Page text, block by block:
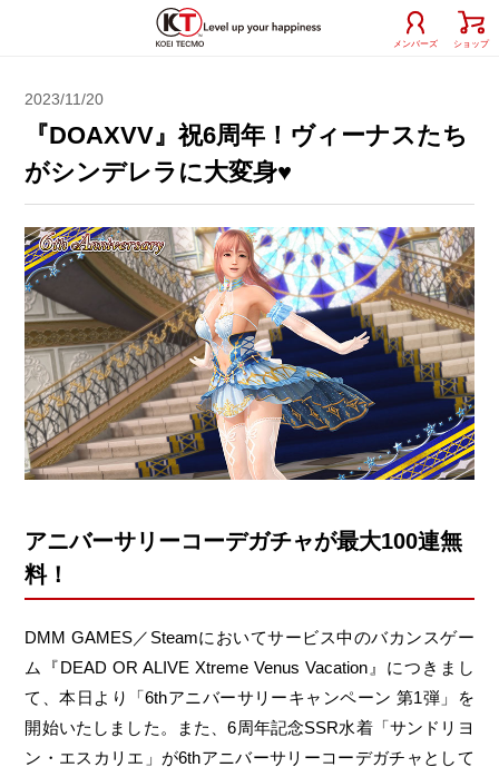
メンバーズ ショップ
2023/11/20
『DOAXVV』祝6周年！ヴィーナスたち
がシンデレラに大変身♥
アニバーサリーコーデガチャが最大100連無
料！
DMM GAMES／Steamにおいてサービス中のバカンスゲー
ム『DEAD OR ALIVE Xtreme Venus Vacation』につきまし
て、本日より「6thアニバーサリーキャンペーン 第1弾」を
開始いたしました。また、6周年記念SSR水着「サンドリヨ
ン・エスカリエ」が6thアニバーサリーコーデガチャとして